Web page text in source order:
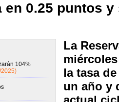
en 0.25 puntos
104%
La
la tasa
un año y